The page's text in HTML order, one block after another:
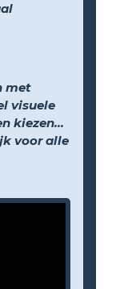
met
visuele
kiezen...
voor alle